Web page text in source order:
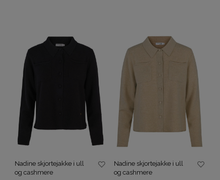
Nadine skjortejakke i ull
og cashmere
Nadine skjortejakke i ull
og cashmere